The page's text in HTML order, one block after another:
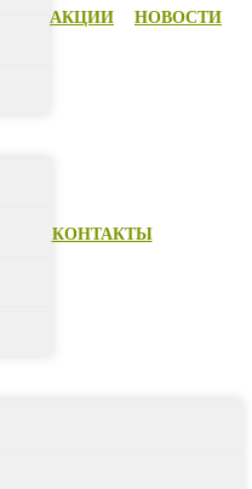
АКЦИИ НОВОСТИ
КОНТАКТЫ